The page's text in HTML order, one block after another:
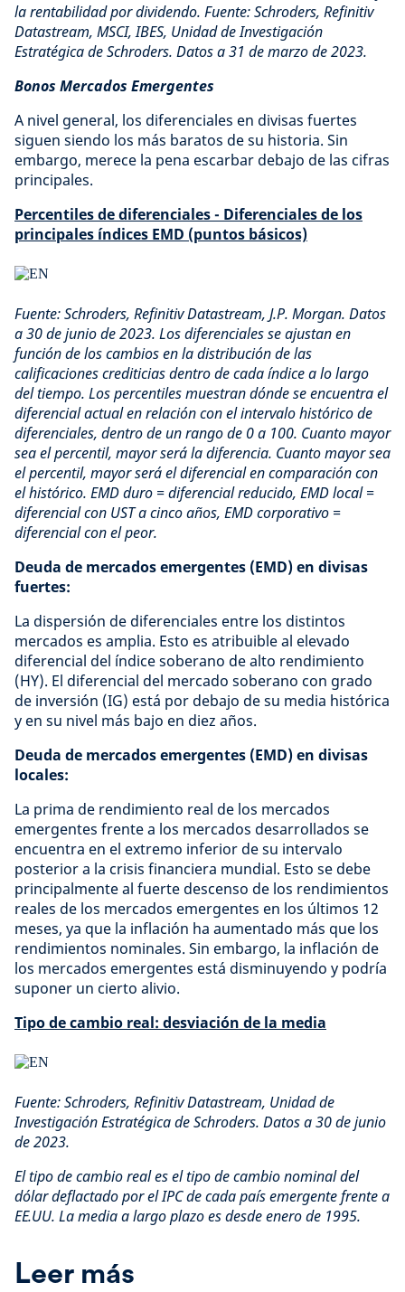
la rentabilidad por dividendo. Fuente: Schroders, Refinitiv
Datastream, MSCI, IBES, Unidad de Investigación
Estratégica de Schroders. Datos a 31 de marzo de 2023.
Bonos Mercados Emergentes
A nivel general, los diferenciales en divisas fuertes
siguen siendo los más baratos de su historia. Sin
embargo, merece la pena escarbar debajo de las cifras
principales.
Percentiles de diferenciales - Diferenciales de los
principales índices EMD (puntos básicos)
Fuente: Schroders, Refinitiv Datastream, J.P. Morgan. Datos
a 30 de junio de 2023. Los diferenciales se ajustan en
función de los cambios en la distribución de las
calificaciones crediticias dentro de cada índice a lo largo
del tiempo. Los percentiles muestran dónde se encuentra el
diferencial actual en relación con el intervalo histórico de
diferenciales, dentro de un rango de 0 a 100. Cuanto mayor
sea el percentil, mayor será la diferencia. Cuanto mayor sea
el percentil, mayor será el diferencial en comparación con
el histórico. EMD duro = diferencial reducido, EMD local =
diferencial con UST a cinco años, EMD corporativo =
diferencial con el peor.
Deuda de mercados emergentes (EMD) en divisas
fuertes:
La dispersión de diferenciales entre los distintos
mercados es amplia. Esto es atribuible al elevado
diferencial del índice soberano de alto rendimiento
(HY). El diferencial del mercado soberano con grado
de inversión (IG) está por debajo de su media histórica
y en su nivel más bajo en diez años.
Deuda de mercados emergentes (EMD) en divisas
locales:
La prima de rendimiento real de los mercados
emergentes frente a los mercados desarrollados se
encuentra en el extremo inferior de su intervalo
posterior a la crisis financiera mundial. Esto se debe
principalmente al fuerte descenso de los rendimientos
reales de los mercados emergentes en los últimos 12
meses, ya que la inflación ha aumentado más que los
rendimientos nominales. Sin embargo, la inflación de
los mercados emergentes está disminuyendo y podría
suponer un cierto alivio.
Tipo de cambio real: desviación de la media
Fuente: Schroders, Refinitiv Datastream, Unidad de
Investigación Estratégica de Schroders. Datos a 30 de junio
de 2023.
El tipo de cambio real es el tipo de cambio nominal del
dólar deflactado por el IPC de cada país emergente frente a
EE.UU. La media a largo plazo es desde enero de 1995.
Leer más